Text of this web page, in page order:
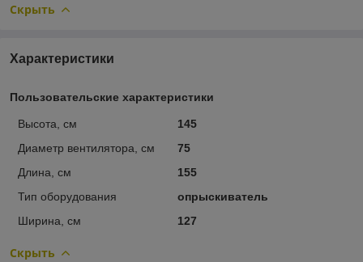
Скрыть
Характеристики
Пользовательские характеристики
Высота, см
145
Диаметр вентилятора, см
75
Длина, см
155
Тип оборудования
опрыскиватель
Ширина, см
127
Скрыть